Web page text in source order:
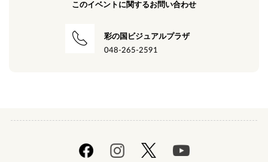
このイベントに関するお問い合わせ
彩の国ビジュアルプラザ
048-265-2591